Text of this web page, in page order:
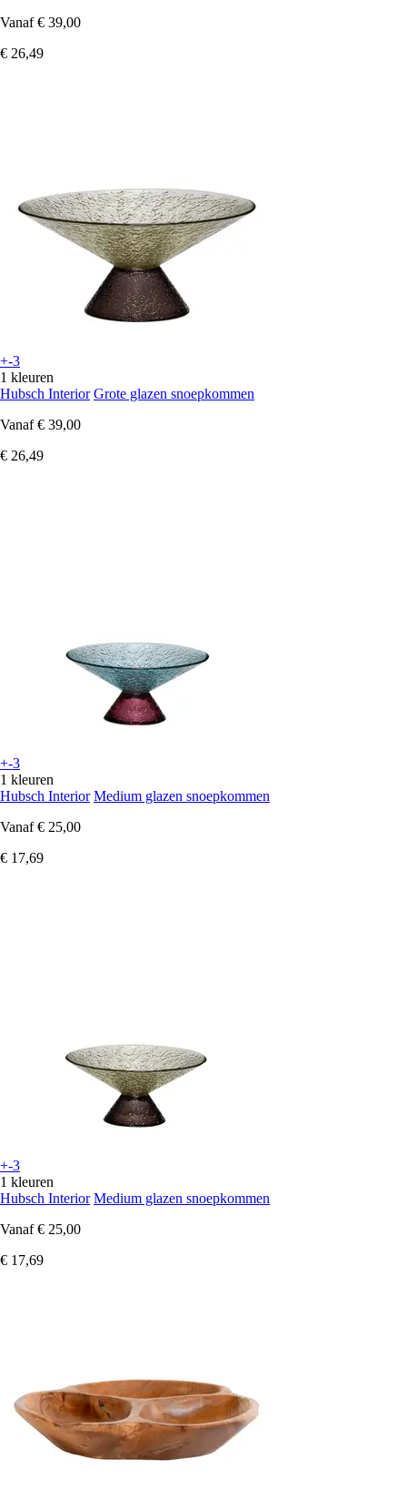
Vanaf € 39,00
€ 26,49
+-3
1 kleuren
Hubsch Interior Grote glazen snoepkommen
Vanaf € 39,00
€ 26,49
+-3
1 kleuren
Hubsch Interior Medium glazen snoepkommen
Vanaf € 25,00
€ 17,69
+-3
1 kleuren
Hubsch Interior Medium glazen snoepkommen
Vanaf € 25,00
€ 17,69